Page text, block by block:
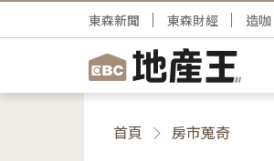
東森新聞 東森財經 造咖
首頁 房市蒐奇